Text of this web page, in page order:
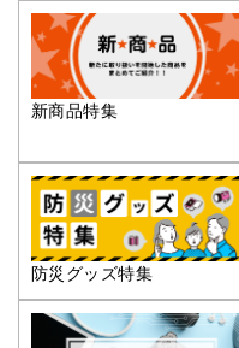
新商品特集
防災グッズ特集